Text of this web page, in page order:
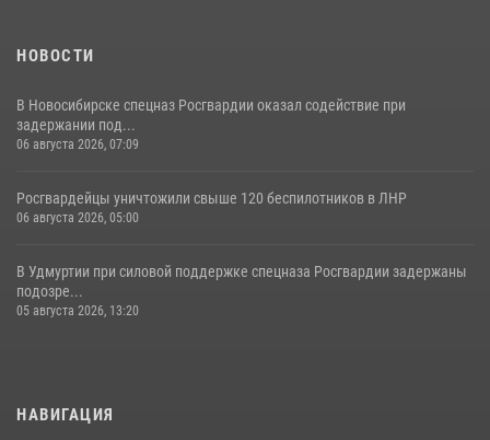
НОВОСТИ
В Новосибирске спецназ Росгвардии оказал содействие при
задержании под...
06 августа 2026, 07:09
Росгвардейцы уничтожили свыше 120 беспилотников в ЛНР
06 августа 2026, 05:00
В Удмуртии при силовой поддержке спецназа Росгвардии задержаны
подозре...
05 августа 2026, 13:20
НАВИГАЦИЯ